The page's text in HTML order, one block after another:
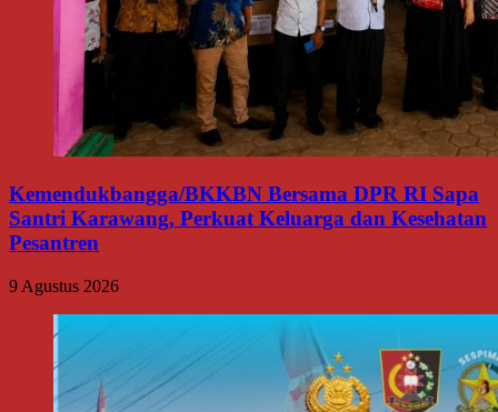
Kemendukbangga/BKKBN Bersama DPR RI Sapa
Santri Karawang, Perkuat Keluarga dan Kesehatan
Pesantren
9 Agustus 2026